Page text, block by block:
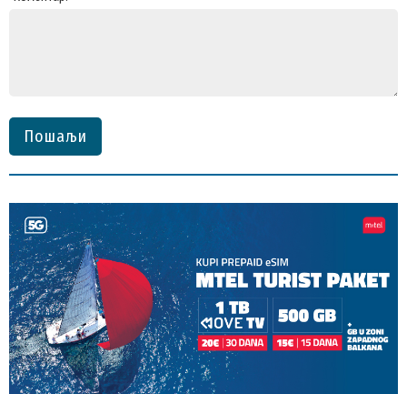
Пошаљи